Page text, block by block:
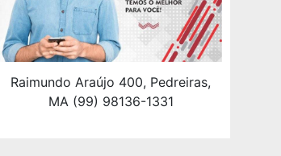
Raimundo Araújo 400, Pedreiras,
MA (99) 98136-1331